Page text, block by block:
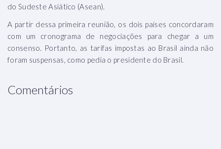
do Sudeste Asiático (Asean).
A partir dessa primeira reunião, os dois países concordaram
com um cronograma de negociações para chegar a um
consenso. Portanto, as tarifas impostas ao Brasil ainda não
foram suspensas, como pedia o presidente do Brasil.
Comentários